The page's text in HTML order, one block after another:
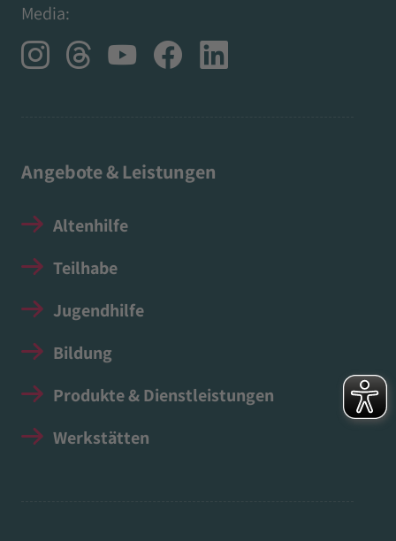
Media:
Angebote & Leistungen
Altenhilfe
Teilhabe
Jugendhilfe
Bildung
Produkte & Dienstleistungen
Werkstätten